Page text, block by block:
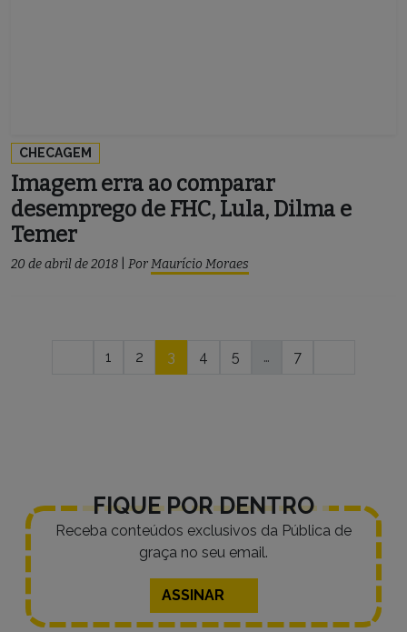
CHECAGEM
Imagem erra ao comparar
desemprego de FHC, Lula, Dilma e
Temer
20 de abril de 2018 PorMaurício Moraes
Navegação
1 2 3 4 5 … 7
FIQUE POR DENTRO
Receba conteúdos exclusivos da Pública de
graça no seu email.
ASSINAR